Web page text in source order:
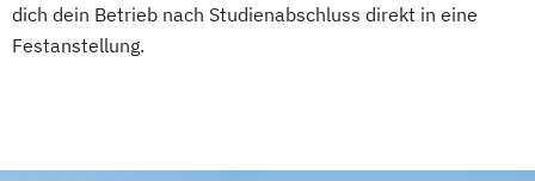
dich dein Betrieb nach Studienabschluss direkt in eine
Festanstellung.